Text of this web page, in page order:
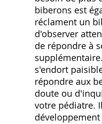
biberons est
réclament un
d'observer
de répondre à
s'endort
répondre aux
doute ou
votre pédiatre.